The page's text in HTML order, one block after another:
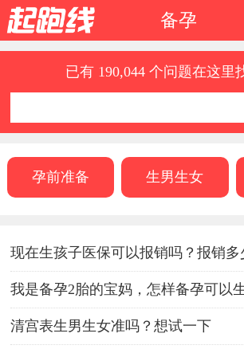
备孕
已有 190,044 个问题在这里
孕前准备 生男生女
现在生孩子医保可以报销吗？报销多
我是备孕2胎的宝妈，怎样备孕可以
清宫表生男生女准吗？想试一下